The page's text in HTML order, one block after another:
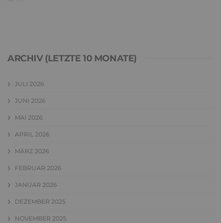
ARCHIV (LETZTE 10 MONATE)
JULI 2026
JUNI 2026
MAI 2026
APRIL 2026
MÄRZ 2026
FEBRUAR 2026
JANUAR 2026
DEZEMBER 2025
NOVEMBER 2025